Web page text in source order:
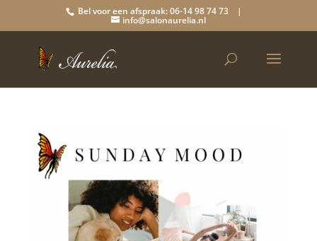
Bel voor een afspraak: 06-14 98 74 73 |
info@salonaurelia.nl